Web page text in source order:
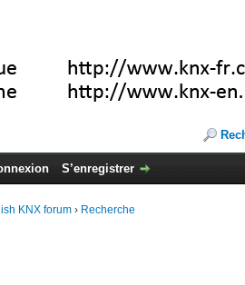
S’enregistrer
KNX forum › Recherche